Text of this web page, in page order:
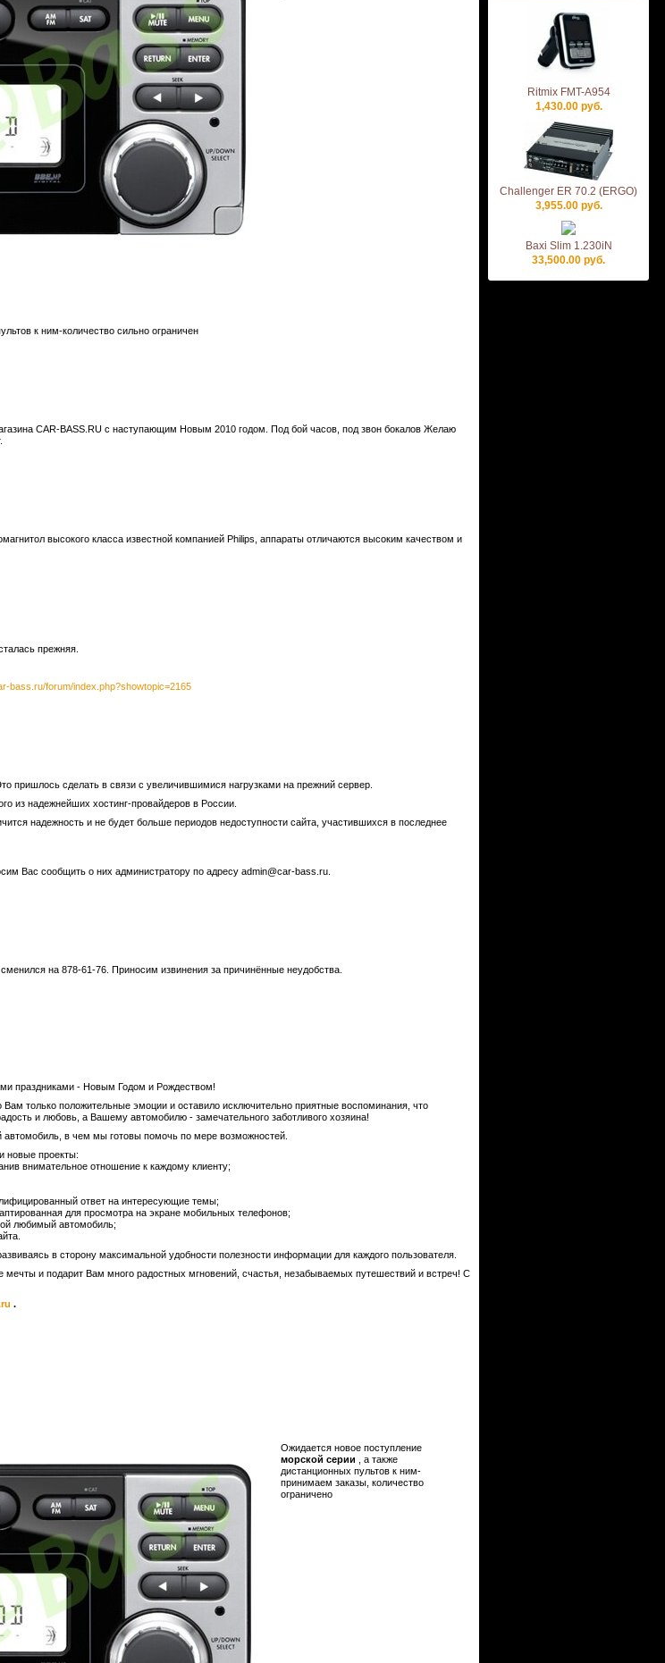
к ним-количество сильно ограничен
CAR-BASS.RU с наступающим Новым 2010 годом. Под бой часов, под звон бокалов Желаю
высокого класса известной компанией Philips, аппараты отличаются высоким качеством и
прежняя.
bass.ru/forum/index.php?showtopic=2165
пришлось сделать в связи с увеличившимися нагрузками на прежний сервер.
из надежнейших хостинг-провайдеров в России.
надежность и не будет больше периодов недоступности сайта, участившихся в последнее
Вас сообщить о них администратору по адресу admin@car-bass.ru.
на 878-61-76. Приносим извинения за причинённые неудобства.
праздниками - Новым Годом и Рождеством!
только положительные эмоции и оставило исключительно приятные воспоминания, что
и любовь, а Вашему автомобилю - замечательного заботливого хозяина!
в чем мы готовы помочь по мере возможностей.
новые проекты:
внимательное отношение к каждому клиенту;
ответ на интересующие темы;
для просмотра на экране мобильных телефонов;
любимый автомобиль;
в сторону максимальной удобности полезности информации для каждого пользователя.
и подарит Вам много радостных мгновений, счастья, незабываемых путешествий и встреч! С
.
Ожидается новое поступление
морской серии , а также
дистанционных пультов к ним-
принимаем заказы, количество
ограничено
Ritmix FMT-А954
1,430.00 руб.
Challenger ER 70.2 (ERGO)
3,955.00 руб.
Baxi Slim 1.230iN
33,500.00 руб.